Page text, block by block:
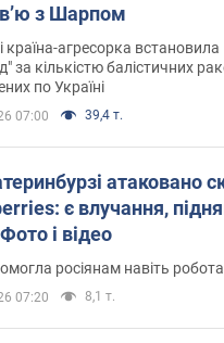
з Шарпом
країна-агресорка встановила
за кількістю балістичних
по Україні
07:00 39,4 т.
атаковано
є влучання,
і відео
росіянам навіть
07:20 8,1 т.